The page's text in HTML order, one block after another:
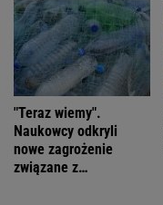
"Teraz wiemy".
Naukowcy odkryli
nowe zagrożenie
związane z